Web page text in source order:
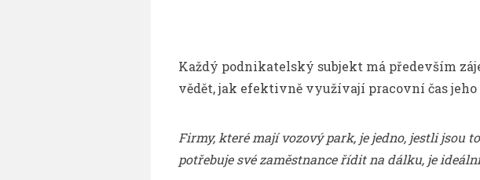
Každý podnikatelský subjekt má především
vědět, jak efektivně využívají pracovní čas jeho
Firmy, které mají vozový park, je jedno, jestli jsou
potřebuje své zaměstnance řídit na dálku, je